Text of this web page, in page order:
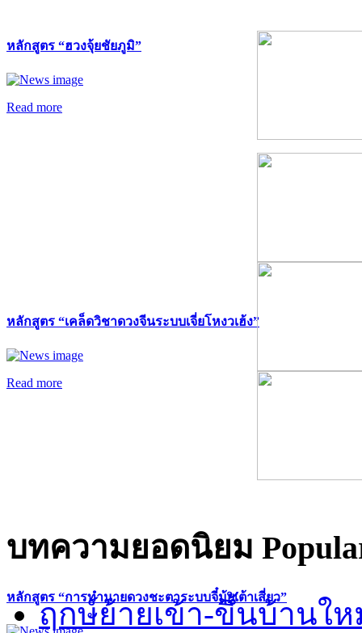
หลักสูตร “ฮวงจุ้ยชัยภูมิ”
Read more
หลักสูตร “เคล็ดวิชาดวงจีนระบบเจี่ยโหงวเฮ้ง”
Read more
หลักสูตร “การทำนายดวงชะตาระบบจี๋มุ้ยเต้าเสี่ยว”
บทความยอดนิยม
ฤกษ์ย้ายเข้า-ขึ้นบ้านให